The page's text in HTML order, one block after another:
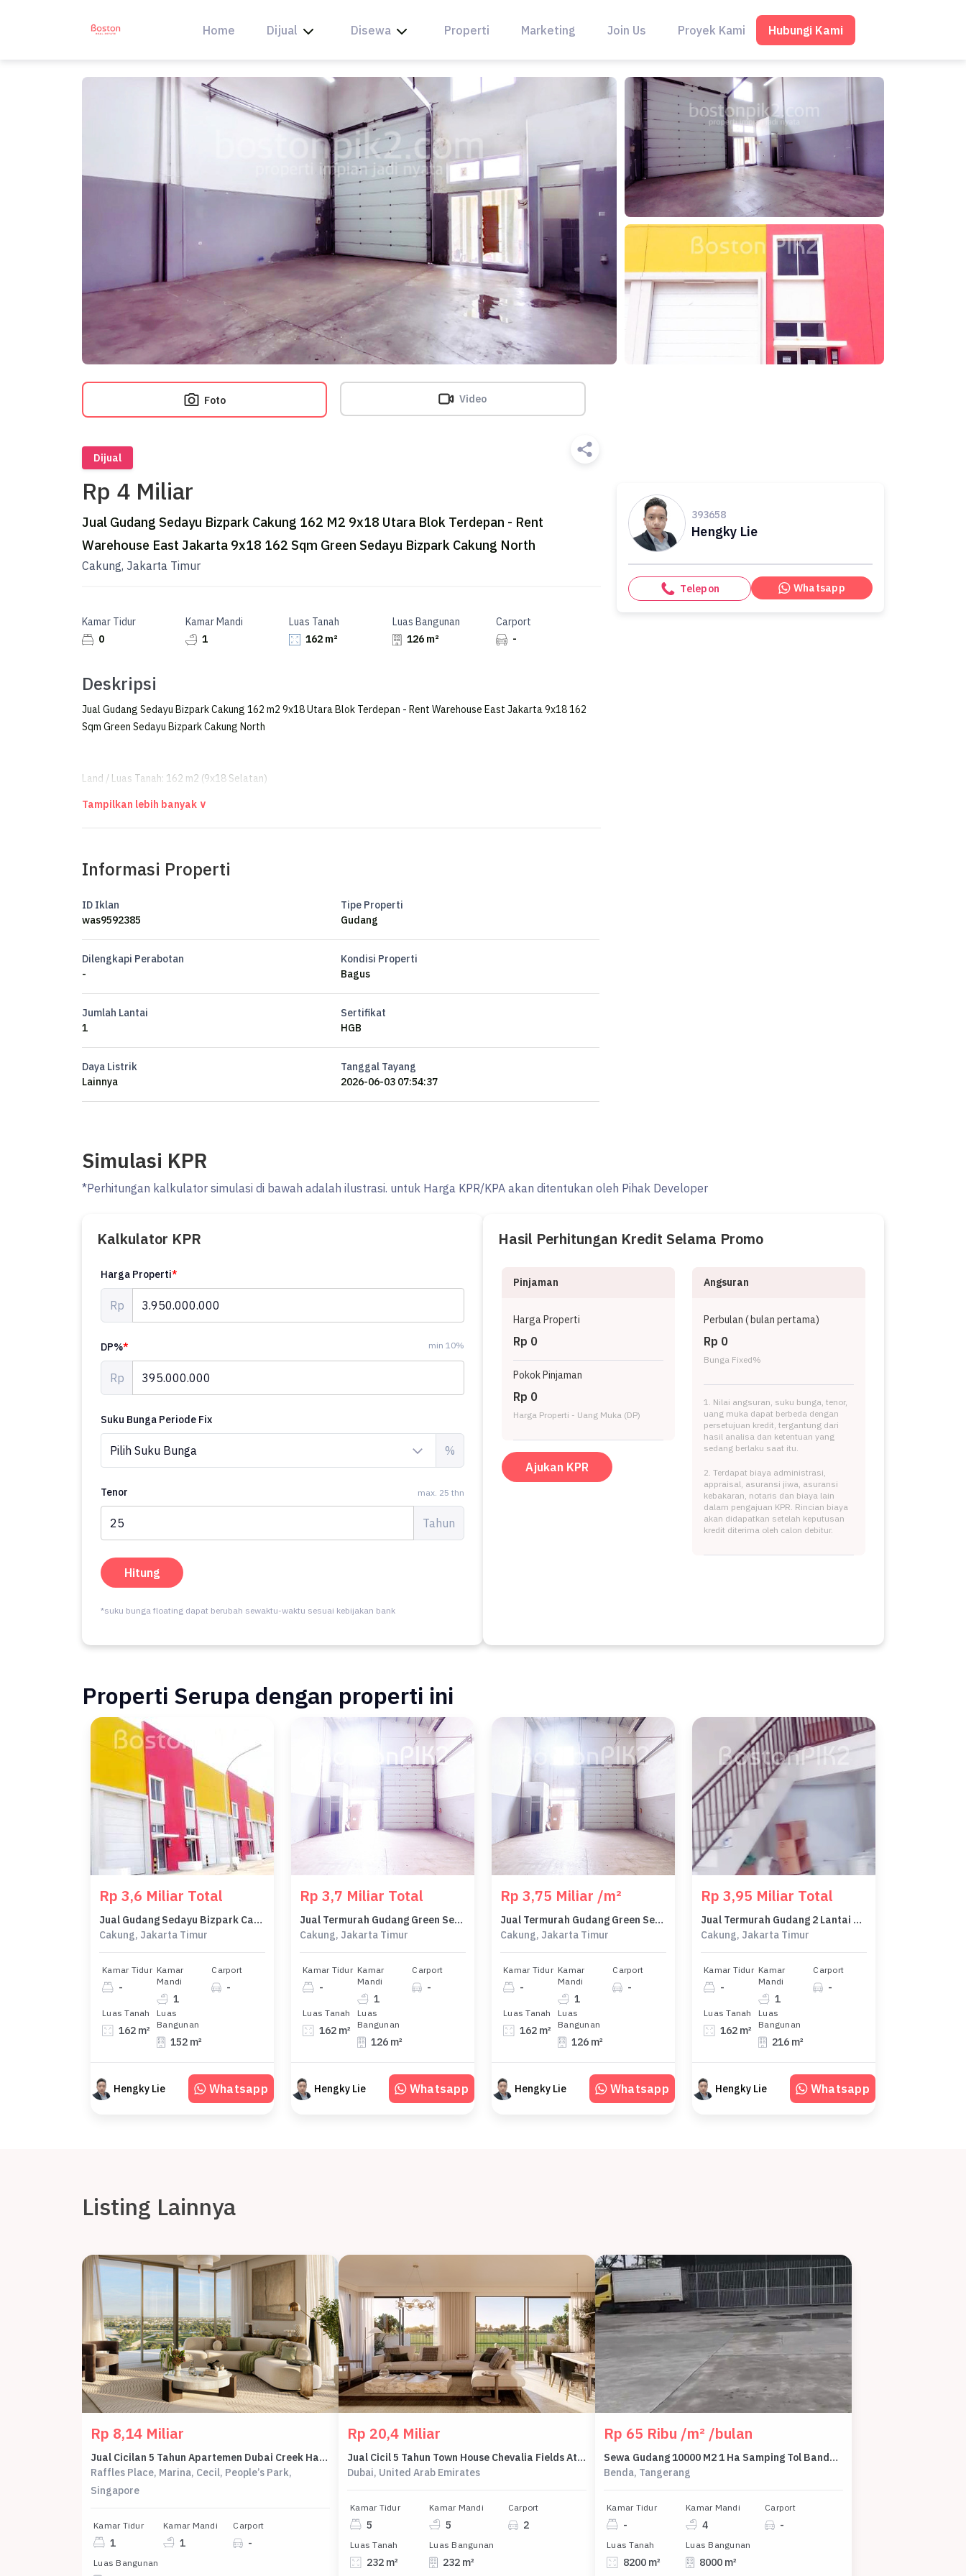
Home Dijual Disewa Properti Marketing Join Us Proyek Kami Hubungi Kami
Foto Video
Dijual
Rp 4 Miliar
Jual Gudang Sedayu Bizpark Cakung 162 M2 9x18 Utara Blok Terdepan - Rent
Warehouse East Jakarta 9x18 162 Sqm Green Sedayu Bizpark Cakung North
Cakung, Jakarta Timur
Kamar Tidur
0
Kamar Mandi
1
Luas Tanah
162 m²
Luas Bangunan
126 m²
Carport
-
Deskripsi
Jual Gudang Sedayu Bizpark Cakung 162 m2 9x18 Utara Blok Terdepan - Rent Warehouse East Jakarta 9x18 162
Sqm Green Sedayu Bizpark Cakung North
Land / Luas Tanah: 162 m2 (9x18 Selatan)
Sell Price : Rp 3.950.000.000,-
Ready
HENGKY LIE
Office: Rukan Soho La Riviera Kota Belanda Block RLBB/No.06 Pantai Indah Kapuk 2
- Winner Best Innovation Agency National & Runner Up Best Performing Agency District Pantai Indah Kapuk 1 & 2 -
- International Real Estate Agency For Melbourne - Dubai - Malaysia
properti impian jadi nyata - ********
Informasi Properti
ID Iklan
was9592385
Tipe Properti
Gudang
Dilengkapi Perabotan
-
Kondisi Properti
Bagus
Jumlah Lantai
1
Sertifikat
HGB
Daya Listrik
Lainnya
Tanggal Tayang
2026-06-03 07:54:37
393658
Hengky Lie
Telepon Whatsapp
Simulasi KPR
*Perhitungan kalkulator simulasi di bawah adalah ilustrasi. untuk Harga KPR/KPA akan ditentukan oleh Pihak Developer
Kalkulator KPR
Harga Properti*
Rp
DP%* min 10%
Rp
Suku Bunga Periode Fix
%
Tenor max. 25 thn
Tahun
Hitung
*suku bunga floating dapat berubah sewaktu-waktu sesuai kebijakan bank
Hasil Perhitungan Kredit Selama Promo
Pinjaman
Harga Properti
Rp 0
Pokok Pinjaman
Rp 0
Harga Properti - Uang Muka (DP)
Ajukan KPR
Angsuran
Perbulan (bulan pertama)
Rp 0
Bunga Fixed%
1. Nilai angsuran, suku bunga, tenor,
uang muka dapat berbeda dengan
persetujuan kredit, tergantung dari
hasil analisa dan ketentuan yang
sedang berlaku saat itu.
2. Terdapat biaya administrasi,
appraisal, asuransi jiwa, asuransi
kebakaran, notaris dan biaya lain
dalam pengajuan KPR. Rincian biaya
akan didapatkan setelah keputusan
kredit diterima oleh calon debitur.
Properti Serupa dengan properti ini
Rp 3,6 Miliar Total
Jual Gudang Sedayu Bizpark Cakung 162 M2 9x18 Utara Row Jalan 24 Meter - Sell Warehouse East Jakarta 9x18 162 Sqm Green Sedayu Bizpark Cakung North
Cakung, Jakarta Timur
Kamar Tidur
-
Kamar
Mandi
1
Carport
-
Luas Tanah
162 m²
Luas
Bangunan
152 m²
Hengky Lie Whatsapp
Rp 3,7 Miliar Total
Jual Termurah Gudang Green Sedayu Bizpark Cakung 162 M2 9x18 Utara
Cakung, Jakarta Timur
Kamar Tidur
-
Kamar
Mandi
1
Carport
-
Luas Tanah
162 m²
Luas
Bangunan
126 m²
Hengky Lie Whatsapp
Rp 3,75 Miliar /m²
Jual Termurah Gudang Green Sedayu Bizpark Cakung 162 M2 9x18 Utara Ready
Cakung, Jakarta Timur
Kamar Tidur
-
Kamar
Mandi
1
Carport
-
Luas Tanah
162 m²
Luas
Bangunan
126 m²
Hengky Lie Whatsapp
Rp 3,95 Miliar Total
Jual Termurah Gudang 2 Lantai Sedayu Bizpark Cakung 9x18 162 M2 Ada Mezzanine Lb 216 M2
Cakung, Jakarta Timur
Kamar Tidur
-
Kamar
Mandi
1
Carport
-
Luas Tanah
162 m²
Luas
Bangunan
216 m²
Hengky Lie Whatsapp
Listing Lainnya
Rp 8,14 Miliar
Jual Cicilan 5 Tahun Apartemen Dubai Creek Harbour Tower Silva 1 Bedroom 69 M2 - Sell Apartment Dubai Creek Harbour Tower Silva 1 Br 69 Sqm By Emmar
Raffles Place, Marina, Cecil, People’s Park,
Singapore
Kamar Tidur
1
Kamar Mandi
1
Carport
-
Luas Bangunan
Rp 20,4 Miliar
Jual Cicil 5 Tahun Town House Chevalia Fields At Dubai Grand Polo Club And Resort 5 Br 232 M2 - Sell Town House Chevalia Fields At Dubai Grand Polo Club And Resort 5 Br 232 Sqm By Emaar
Dubai, United Arab Emirates
Kamar Tidur
5
Kamar Mandi
5
Carport
2
Luas Tanah
232 m²
Luas Bangunan
232 m²
Rp 65 Ribu /m² /bulan
Sewa Gudang 10000 M2 1 Ha Samping Tol Bandara Soekarno Hatta Jl Benda Tangerang Banten - Rent Warehouse Near Toll Airport Soekarno Hatta Jakarta 10000 M2 1 Ha
Benda, Tangerang
Kamar Tidur
-
Kamar Mandi
4
Carport
-
Luas Tanah
8200 m²
Luas Bangunan
8000 m²